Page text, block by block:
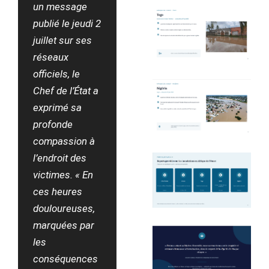
un message
publié le jeudi 2
juillet sur ses
réseaux
officiels, le
Chef de l’État a
exprimé sa
profonde
compassion à
l’endroit des
victimes. « En
ces heures
douloureuses,
marquées par
les
conséquences